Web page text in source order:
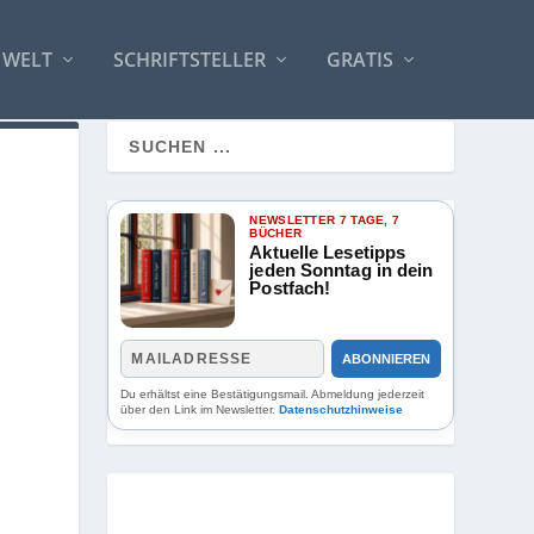
SCHRIFTSTELLER GRATIS
NEWSLETTER 7 TAGE, 7
BÜCHER
Aktuelle Lesetipps
jeden Sonntag in dein
Postfach!
ABONNIEREN
Du erhältst eine Bestätigungsmail. Abmeldung jederzeit
über den Link im Newsletter.Datenschutzhinweise